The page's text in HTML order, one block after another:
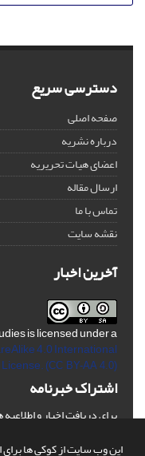
این وب سایت از کوکی ها برای
دسترسی سریع
صفحه اصلی
درباره نشریه
اعضای هیات تحریریه
ارسال مقاله
تماس با ما
نقشه سایت
آخرین اخبار
is licensed under a
4.0 International
License. (CC BY-AA 4.0)
اشتراک خبرنامه
برای دریافت اخبار و